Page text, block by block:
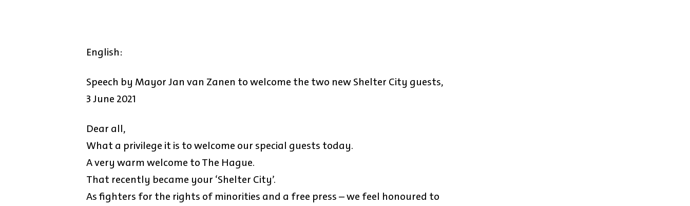
English:
Speech by Mayor Jan van Zanen to welcome the two new Shelter City guests,
3 June 2021
Dear all,
What a privilege it is to welcome our special guests today.
A very warm welcome to The Hague.
That recently became your ‘Shelter City’.
As fighters for the rights of minorities and a free press – we feel honoured to